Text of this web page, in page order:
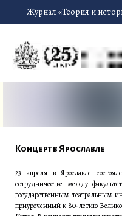
Журнал «Теория и
23 апреля в Ярославле
сотрудничестве между
государственным
приуроченный к 80-летию
Концерт в Ярославле